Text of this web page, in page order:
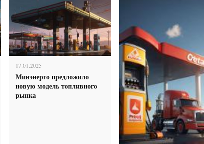
17.01.2025
Минэнерго предложило
новую модель топливного
рынка